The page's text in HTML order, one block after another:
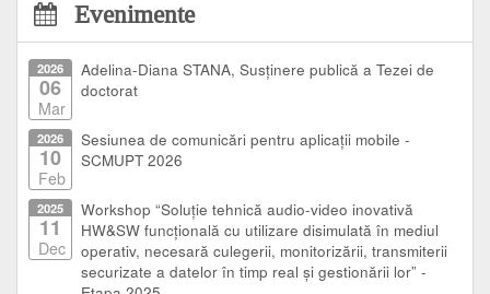
Evenimente
2026
06
Mar
Adelina-Diana STANA, Susținere publică a Tezei de
doctorat
2026
10
Feb
Sesiunea de comunicări pentru aplicații mobile -
SCMUPT 2026
2025
11
Dec
Workshop “Soluție tehnică audio-video inovativă
HW&SW funcțională cu utilizare disimulată în mediul
operativ, necesară culegerii, monitorizării, transmiterii
securizate a datelor în timp real și gestionării lor” -